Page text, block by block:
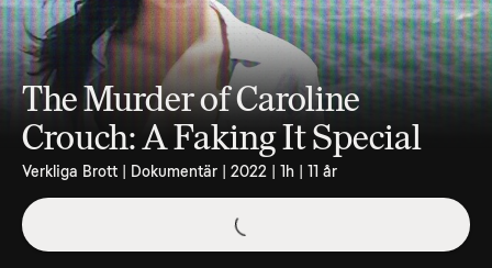
The Murder of Caroline
Crouch: A Faking It Special
Verkliga Brott | Dokumentär | 2022 | 1h | 11 år